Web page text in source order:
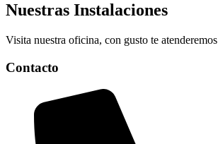
Nuestras Instalaciones
Visita nuestra oficina, con gusto te atenderemos
Contacto